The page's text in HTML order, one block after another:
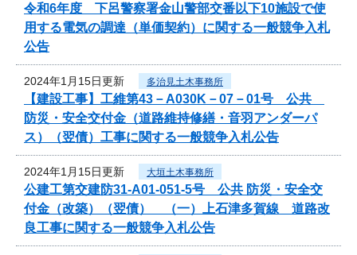
令和6年度 下呂警察署金山警部交番以下10施設で使
用する電気の調達（単価契約）に関する一般競争入札
公告
2024年1月15日更新 多治見土木事務所
【建設工事】工維第43－A030K－07－01号 公共
防災・安全交付金（道路維持修繕・音羽アンダーパ
ス）（翌債）工事に関する一般競争入札公告
2024年1月15日更新 大垣土木事務所
公建工第交建防31-A01-051-5号 公共 防災・安全交
付金（改築）（翌債） （一）上石津多賀線 道路改
良工事に関する一般競争入札公告